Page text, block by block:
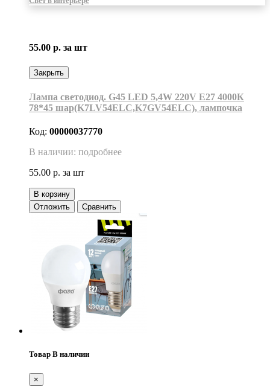
55.00 р. за шт
Закрыть
Лампа светодиод. G45 LED 5,4W 220V E27 4000К
78*45 шар(K7LV54ELC,K7GV54ELC), лампочка
Код: 00000037770
В наличии: подробнее
55.00 р. за шт
В корзину
Отложить
Сравнить
Товар В наличии
×